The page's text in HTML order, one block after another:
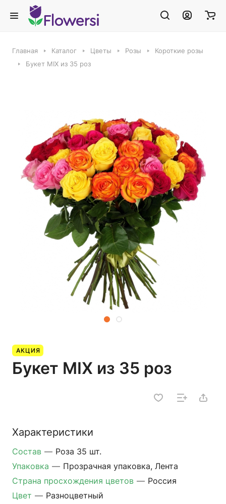
Главная Каталог Цветы Розы
Короткие розы
Букет MIX из 35 роз
АКЦИЯ
Букет MIX из 35 роз
Характеристики
Состав — Роза 35 шт.
Упаковка — Прозрачная упаковка, Лента
Страна просхождения цветов — Россия
Цвет — Разноцветный